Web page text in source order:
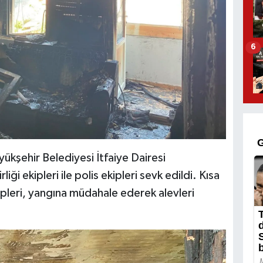
Belediyesi İtfaiye Dairesi
ekipleri ile polis ekipleri sevk edildi. Kısa
yangına müdahale ederek alevleri
6